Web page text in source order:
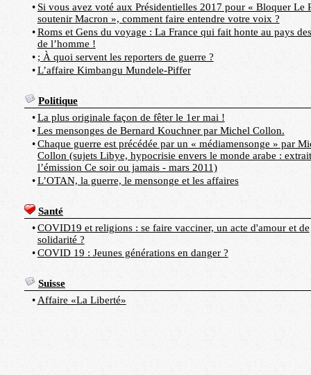
• Si vous avez voté aux Présidentielles 2017 pour « Bloquer Le
soutenir Macron », comment faire entendre votre voix ?
• Roms et Gens du voyage : La France qui fait honte au pays
de l’homme !
• ; À quoi servent les reporters de guerre ?
• L’affaire Kimbangu Mundele-Piffer
Politique
• La plus originale façon de fêter le 1er mai !
• Les mensonges de Bernard Kouchner par Michel Collon.
• Chaque guerre est précédée par un « médiamensonge » par
Collon (sujets Libye, hypocrisie envers le monde arabe :
l’émission Ce soir ou jamais - mars 2011)
• L’OTAN, la guerre, le mensonge et les affaires
Santé
• COVID19 et religions : se faire vacciner, un acte d'amour et de
solidarité ?
• COVID 19 : Jeunes générations en danger ?
Suisse
• Affaire «La Liberté»